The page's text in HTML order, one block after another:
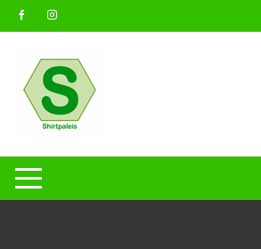
naar